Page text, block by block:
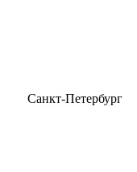
Санкт-Петербург